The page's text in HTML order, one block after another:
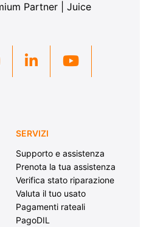
SERVIZI
Supporto e assistenza
Prenota la tua assistenza
Verifica stato riparazione
Valuta il tuo usato
Pagamenti rateali
PagoDIL